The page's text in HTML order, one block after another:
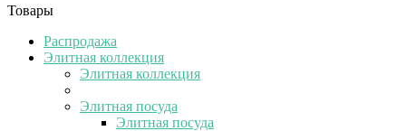
Товары
Распродажа
Элитная коллекция
Элитная коллекция
Элитная посуда
Элитная посуда